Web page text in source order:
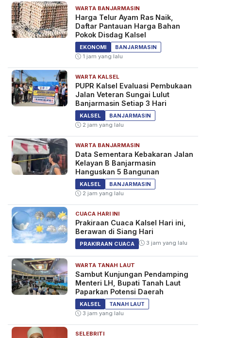
WARTA BANJARMASIN
Harga Telur Ayam Ras Naik,
Daftar Pantauan Harga Bahan
Pokok Disdag Kalsel
EKONOMI
BANJARMASIN
1 jam yang lalu
WARTA KALSEL
PUPR Kalsel Evaluasi Pembukaan
Jalan Veteran Sungai Lulut
Banjarmasin Setiap 3 Hari
KALSEL
BANJARMASIN
2 jam yang lalu
WARTA BANJARMASIN
Data Sementara Kebakaran Jalan
Kelayan B Banjarmasin
Hanguskan 5 Bangunan
KALSEL
BANJARMASIN
2 jam yang lalu
CUACA HARI INI
Prakiraan Cuaca Kalsel Hari ini,
Berawan di Siang Hari
PRAKIRAAN CUACA 3 jam yang lalu
WARTA TANAH LAUT
Sambut Kunjungan Pendamping
Menteri LH, Bupati Tanah Laut
Paparkan Potensi Daerah
KALSEL
TANAH LAUT
3 jam yang lalu
SELEBRITI